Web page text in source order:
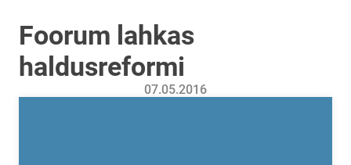
Foorum lahkas
haldusreformi
07.05.2016